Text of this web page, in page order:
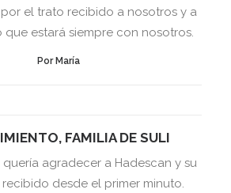
el trato recibido a nosotros y a
que estará siempre con nosotros.
Por María
FAMILIA DE SULI
agradecer a Hadescan y su
desde el primer minuto.